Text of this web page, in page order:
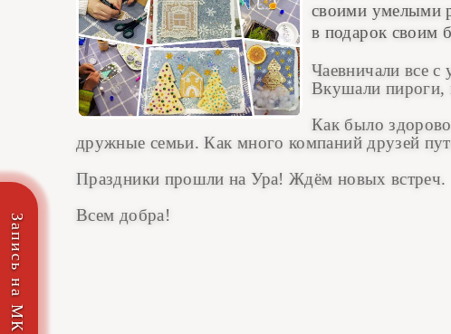
своими умелыми
в подарок своим
Чаевничали все с
Вкушали пироги,
Как было
дружные семьи. Как много компаний друзей
Праздники прошли на Ура! Ждём новых встреч.
Всем добра!
Запись на МК